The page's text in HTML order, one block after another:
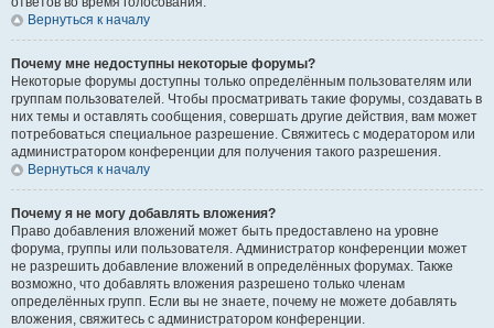
Вернуться к началу
Почему мне недоступны некоторые форумы?
Некоторые форумы доступны только определённым пользователям или
группам пользователей. Чтобы просматривать такие форумы, создавать в
них темы и оставлять сообщения, совершать другие действия, вам может
потребоваться специальное разрешение. Свяжитесь с модератором или
администратором конференции для получения такого разрешения.
Вернуться к началу
Почему я не могу добавлять вложения?
Право добавления вложений может быть предоставлено на уровне
форума, группы или пользователя. Администратор конференции может
не разрешить добавление вложений в определённых форумах. Также
возможно, что добавлять вложения разрешено только членам
определённых групп. Если вы не знаете, почему не можете добавлять
вложения, свяжитесь с администратором конференции.